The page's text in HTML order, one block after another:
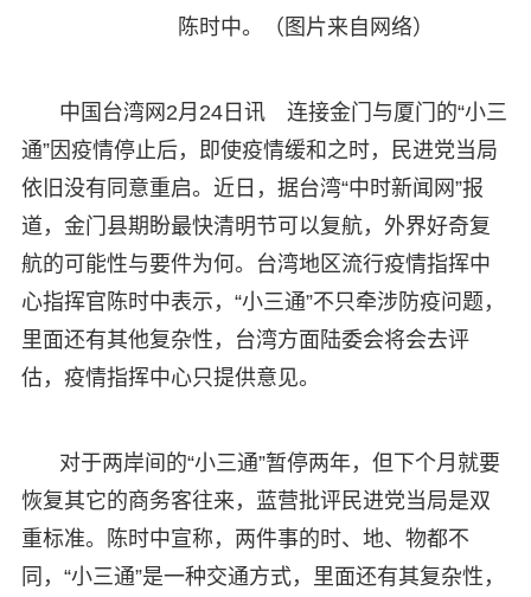
陈时中。（图片来自网络）
中国台湾网2月24日讯 连接金门与厦门的“小三
通”因疫情停止后，即使疫情缓和之时，民进党当局
依旧没有同意重启。近日，据台湾“中时新闻网”报
道，金门县期盼最快清明节可以复航，外界好奇复
航的可能性与要件为何。台湾地区流行疫情指挥中
心指挥官陈时中表示，“小三通”不只牵涉防疫问题，
里面还有其他复杂性，台湾方面陆委会将会去评
估，疫情指挥中心只提供意见。
对于两岸间的“小三通”暂停两年，但下个月就要
恢复其它的商务客往来，蓝营批评民进党当局是双
重标准。陈时中宣称，两件事的时、地、物都不
同，“小三通”是一种交通方式，里面还有其复杂性，